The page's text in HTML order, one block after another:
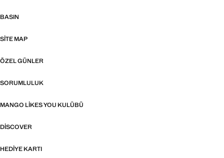
BASIN
SITE MAP
ÖZEL GÜNLER
SORUMLULUK
MANGO LIKES YOU KULÜBÜ
DISCOVER
HEDIYE KARTI